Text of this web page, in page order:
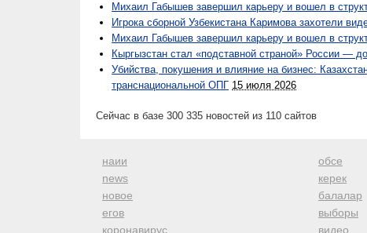
Михаил Габышев завершил карьеру и вошел в
Игрока сборной Узбекистана Каримова захотели
Михаил Габышев завершил карьеру и вошел в
Кыргызстан стал «подставной страной» России —
Убийства, покушения и влияние на бизнес:
транснациональной ОПГ 15 июля 2026
Сейчас в базе 300 335 новостей из 110 сайтов
наии
news
новое
егов
коронавирус
обсе
керек
балалар
выборы
видео